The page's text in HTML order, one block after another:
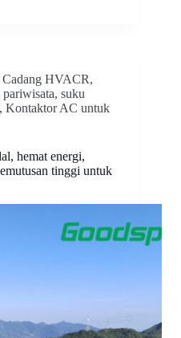
Cadang HVACR,
pariwisata, suku
, Kontaktor AC untuk
hemat energi,
tinggi untuk